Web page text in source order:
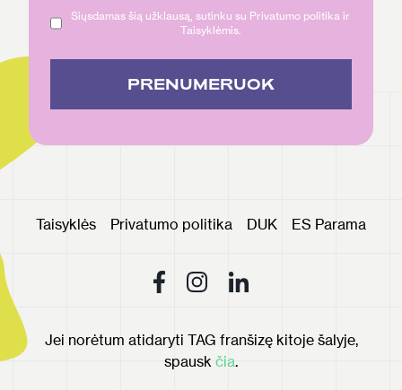
Siųsdamas šią užklausą, sutinku su Privatumo politika ir
Taisyklėmis.
PRENUMERUOK
Taisyklės Privatumo politika DUK ES Parama
Jei norėtum atidaryti TAG franšizę kitoje šalyje,
spausk čia.